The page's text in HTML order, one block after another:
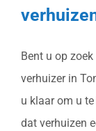
Bent u op
verhuizer in
u klaar om u
dat verhuizen